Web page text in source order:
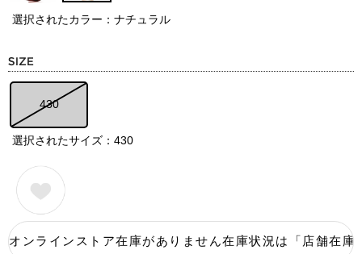
選択されたカラー：ナチュラル
430
選択されたサイズ：430